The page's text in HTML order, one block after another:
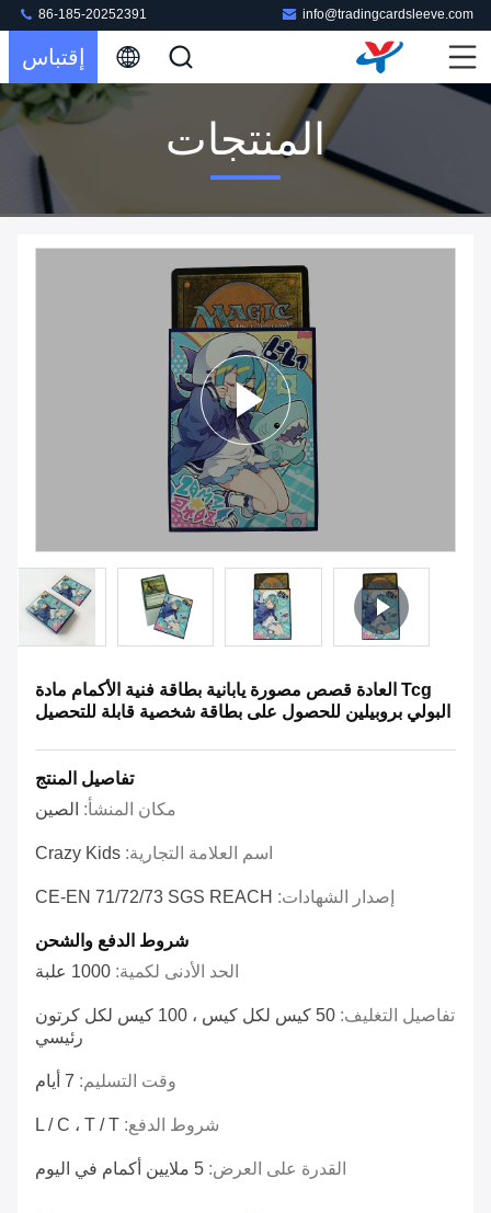
info@tradingcardsleeve.com
86-185-20252391
إقتباس
المنتجات
Tcg العادة قصص مصورة يابانية بطاقة فنية الأكمام مادة
البولي بروبيلين للحصول على بطاقة شخصية قابلة للتحصيل
تفاصيل المنتج
مكان المنشأ: الصين
اسم العلامة التجارية: Crazy Kids
إصدار الشهادات: CE-EN 71/72/73 SGS REACH
شروط الدفع والشحن
الحد الأدنى لكمية: 1000 علبة
تفاصيل التغليف:
50 كيس لكل كيس ، 100 كيس لكل كرتون
رئيسي
وقت التسليم: 7 أيام
شروط الدفع: L / C ، T / T
القدرة على العرض: 5 ملايين أكمام في اليوم